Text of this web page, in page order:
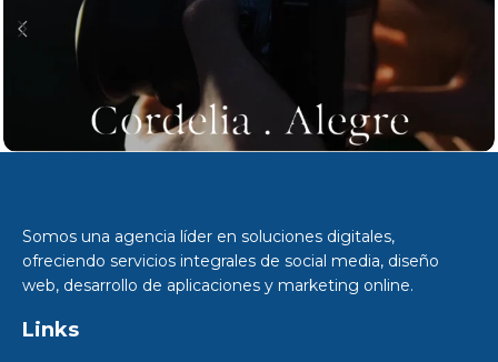
Somos una agencia líder en soluciones digitales,
ofreciendo servicios integrales de social media, diseño
web, desarrollo de aplicaciones y marketing online.
Links